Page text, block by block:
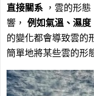
直接關系 ，雲的形
響， 例如氣溫、濕
的變化都會導致雲的
簡單地將某些雲的形